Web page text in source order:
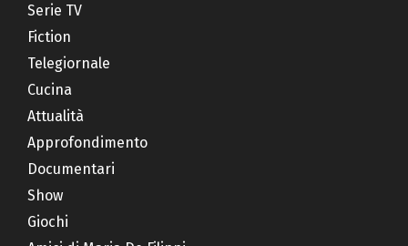
Serie TV
Fiction
Telegiornale
Cucina
Attualità
Approfondimento
Documentari
Show
Giochi